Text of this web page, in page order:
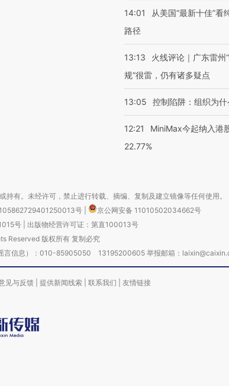
14:01
从美国“最新十佳”看
路径
13:13
火线评论｜广东雷州
规”很雷，仍有诸多疑点
13:05 控制陷阱：组织为
12:21
MiniMax今起纳入港
22.77%
有。未经许可，禁止进行转载、摘编、复制及建立镜像等任何使用。
号
京公网安备 11010502034662号
号| 出版物经营许可证：第直100013号
Reserved 版权所有 复制必究
言信息）：010-85905050 13195200605 举报邮箱：
见与反馈 提供新闻线索 联系我们 友情链接